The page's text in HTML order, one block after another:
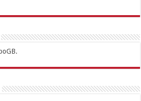
SupertotobetTipobetMatadorbetMariobet